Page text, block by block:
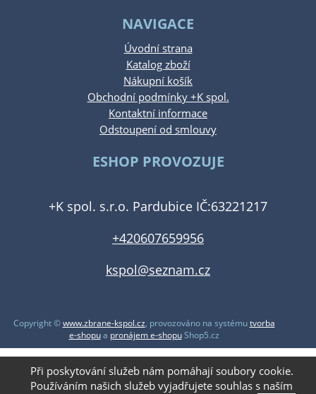
NAVIGACE
Úvodní strana
Katalog zboží
Nákupní košík
Obchodní podmínky +K spol.
Kontaktní informace
Odstoupení od smlouvy
ESHOP PROVOZUJE
+K spol. s.r.o. Pardubice IČ:63221217
+420607659956
kspol@seznam.cz
Copyright ©www.zbrane-kspol.cz, provozováno na systémutvorba
e-shopua pronájem e-shopuShop5.cz
Při poskytování služeb nám pomáhají soubory cookie.
Používáním našich služeb vyjadřujete souhlas s naším